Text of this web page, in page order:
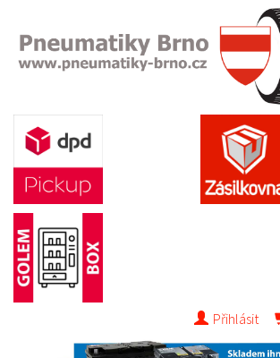
Přihlásit